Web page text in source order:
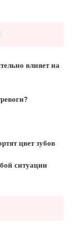
влияет на
цвет зубов
ситуации